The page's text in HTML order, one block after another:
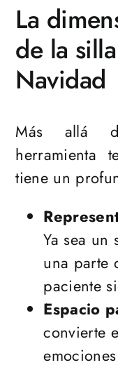
La
de la
Navidad
Más allá
herramienta
tiene un
Ya sea
una parte
paciente
Espacio
convierte